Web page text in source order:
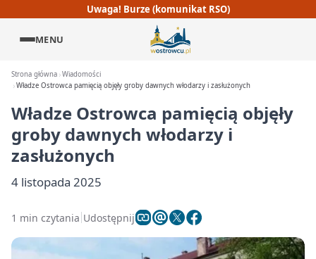
Uwaga! Burze (komunikat RSO)
MENU
Strona główna Wiadomości
Władze Ostrowca pamięcią objęły groby dawnych włodarzy i zasłużonych
Władze Ostrowca pamięcią objęły
groby dawnych włodarzy i
zasłużonych
4 listopada 2025
1 min czytania Udostępnij